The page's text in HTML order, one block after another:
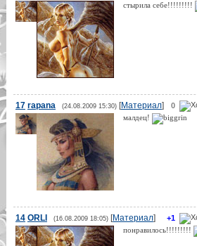
стырила себе!!!!!!!!!
0
17 rapana (24.08.2009 15:30)[Материал]
малдец!
+1
14 ORLI (16.08.2009 18:05)[Материал]
понравилось!!!!!!!!!